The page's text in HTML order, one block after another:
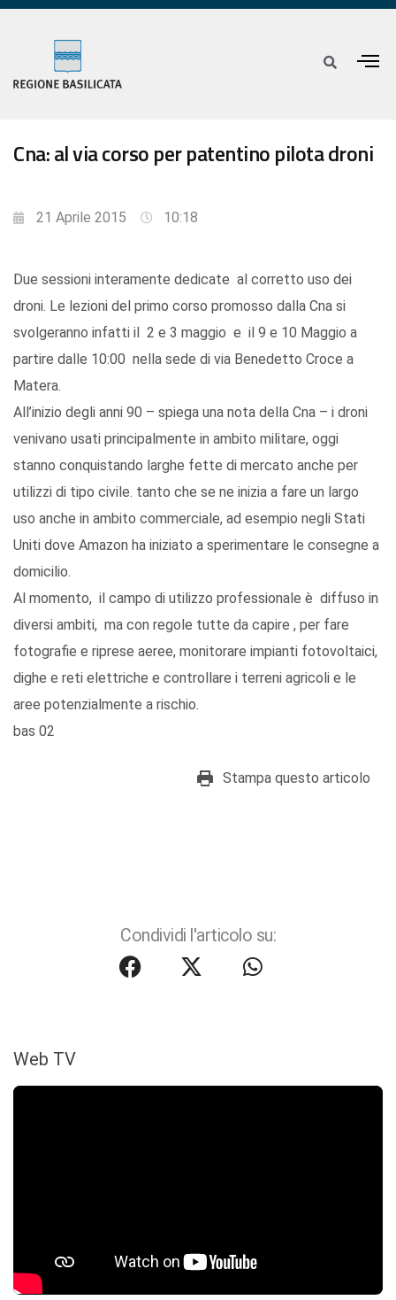
Cna: al via corso per patentino pilota droni
21 Aprile 2015 10:18
Due sessioni interamente dedicate al corretto uso dei
droni. Le lezioni del primo corso promosso dalla Cna si
svolgeranno infatti il 2 e 3 maggio e il 9 e 10 Maggio a
partire dalle 10:00 nella sede di via Benedetto Croce a
Matera.
All’inizio degli anni 90 – spiega una nota della Cna – i droni
venivano usati principalmente in ambito militare, oggi
stanno conquistando larghe fette di mercato anche per
utilizzi di tipo civile. tanto che se ne inizia a fare un largo
uso anche in ambito commerciale, ad esempio negli Stati
Uniti dove Amazon ha iniziato a sperimentare le consegne a
domicilio.
Al momento, il campo di utilizzo professionale è diffuso in
diversi ambiti, ma con regole tutte da capire , per fare
fotografie e riprese aeree, monitorare impianti fotovoltaici,
dighe e reti elettriche e controllare i terreni agricoli e le
aree potenzialmente a rischio.
bas 02
Stampa questo articolo
Condividi l'articolo su:
Web TV